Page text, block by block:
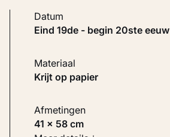
Datum
eind 19de - begin 20ste eeuw
Materiaal
Krijt op papier
Afmetingen
41 × 58 cm